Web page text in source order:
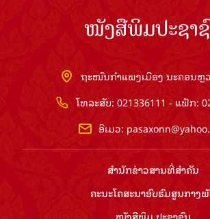
ໜັງສືພິມປະຊາ
ຖະໜົນກຳແພງເມືອງ ນະຄອນຫຼ
ໂທລະສັບ: 021336111 - ແຟັກ:
ອີເມວ:
ສຳ​ນັກ​ຂ່າວ​ສານ​ທີ່​ສຳ​ຄັນ​
ຄະນະໂຄສະນາອົບຮົມ​ສູນ​ກາງ​